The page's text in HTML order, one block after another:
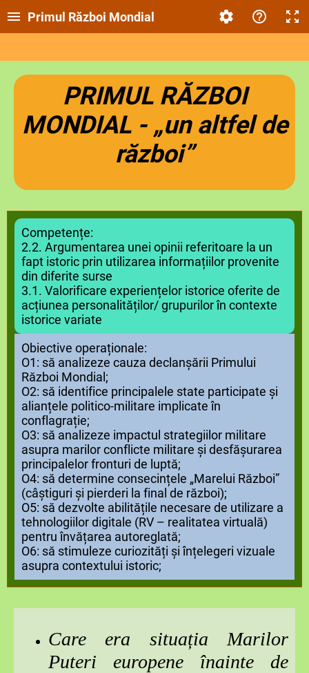
Primul Război Mondial
PRIMUL RĂZBOI
MONDIAL - „un altfel de
război”
Competențe:
2.2. Argumentarea unei opinii referitoare la un
fapt istoric prin utilizarea informațiilor provenite
din diferite surse
3.1. Valorificare experiențelor istorice oferite de
acțiunea personalităților/ grupurilor în contexte
istorice variate
Obiective operaționale:
O1: să analizeze cauza declanșării Primului
Război Mondial;
O2: să identifice principalele state participate și
alianțele politico-militare implicate în
conflagrație;
O3: să analizeze impactul strategiilor militare
asupra marilor conflicte militare și desfășurarea
principalelor fronturi de luptă;
O4: să determine consecințele „Marelui Război”
(câștiguri și pierderi la final de război);
O5: să dezvolte abilitățile necesare de utilizare a
tehnologiilor digitale (RV – realitatea virtuală)
pentru învățarea autoreglată;
O6: să stimuleze curiozități și înțelegeri vizuale
asupra contextului istoric;
Care era situația Marilor
Puteri europene înainte de